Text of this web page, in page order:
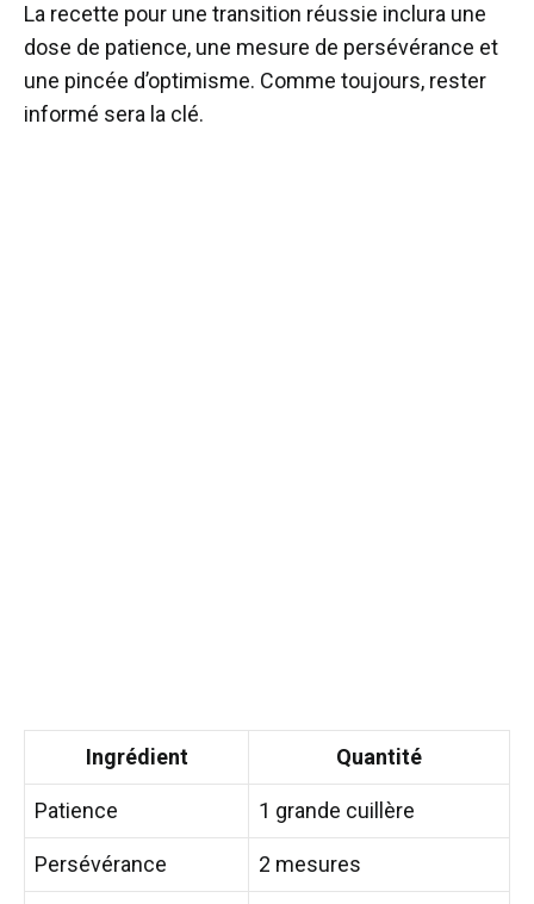
La recette pour une transition réussie inclura une
dose de patience, une mesure de persévérance et
une pincée d’optimisme. Comme toujours, rester
informé sera la clé.
Ingrédient Quantité
Patience 1 grande cuillère
Persévérance 2 mesures